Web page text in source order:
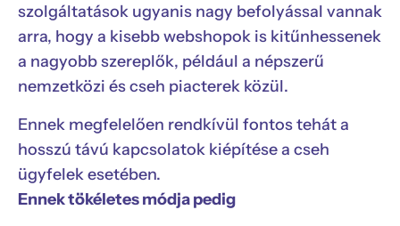
szolgáltatások ugyanis nagy befolyással vannak
arra, hogy a kisebb webshopok is kitűnhessenek
a nagyobb szereplők, például a népszerű
nemzetközi és cseh piacterek közül.
Ennek megfelelően rendkívül fontos tehát a
hosszú távú kapcsolatok kiépítése a cseh
ügyfelek esetében.
Ennek tökéletes módja pedig